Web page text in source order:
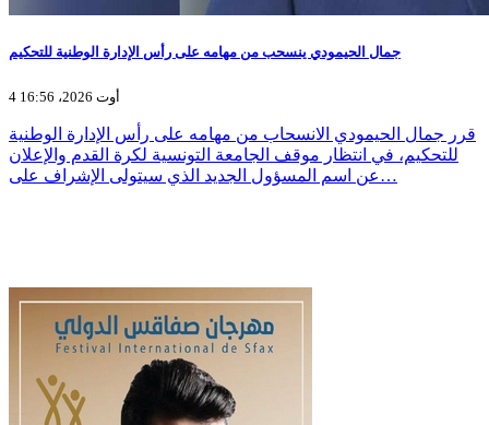
جمال الحيمودي ينسحب من مهامه على رأس الإدارة الوطنية للتحكيم
4 أوت 2026، 16:56
قرر جمال الحيمودي الانسحاب من مهامه على رأس الإدارة الوطنية
للتحكيم، في انتظار موقف الجامعة التونسية لكرة القدم والإعلان
عن اسم المسؤول الجديد الذي سيتولى الإشراف على…